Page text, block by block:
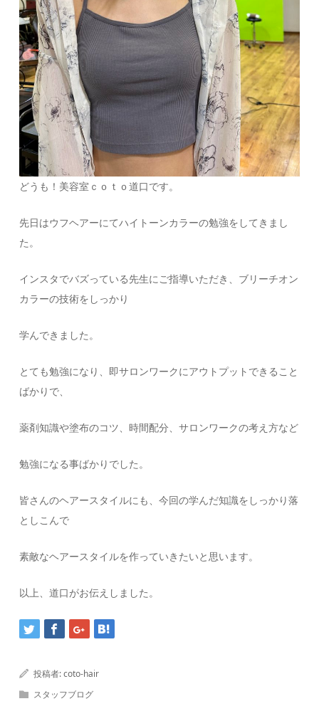
どうも！美容室ｃｏｔｏ道口です。
先日はウフヘアーにてハイトーンカラーの勉強をしてきまし
た。
インスタでバズっている先生にご指導いただき、ブリーチオン
カラーの技術をしっかり
学んできました。
とても勉強になり、即サロンワークにアウトプットできること
ばかりで、
薬剤知識や塗布のコツ、時間配分、サロンワークの考え方など
勉強になる事ばかりでした。
皆さんのヘアースタイルにも、今回の学んだ知識をしっかり落
としこんで
素敵なヘアースタイルを作っていきたいと思います。
以上、道口がお伝えしました。
投稿者:coto-hair
スタッフブログ